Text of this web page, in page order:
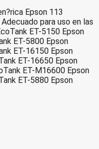
Epson 113
para uso en las
ET-5150 Epson
ET-5800 Epson
ET-16150 Epson
ET-16650 Epson
ET-M16600 Epson
ET-5880 Epson